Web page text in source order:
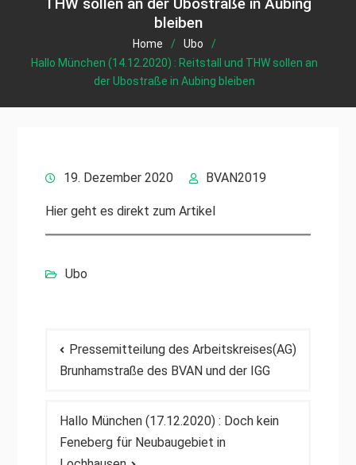
bleiben
Home
Ubo
Hallo München (14.12.2020) : Reitstall und THW sollen an
der Ubostraße in Aubing bleiben
19. Dezember 2020 BVAN2019
Hier geht es direkt zum Artikel
Ubo
Pressemitteilung des Arbeitskreises(AG)
Brunhamstraße des BVAN und der IGG
Hallo München (17.12.2020) : Doch kein
Feneberg für Neubaugebiet in